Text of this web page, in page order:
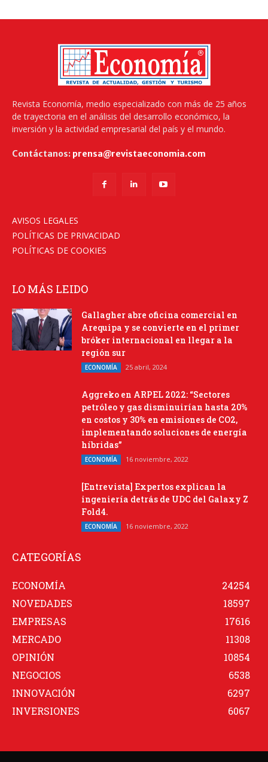
Revista Economía, medio especializado con más de 25 años
de trayectoria en el análisis del desarrollo económico, la
inversión y la actividad empresarial del país y el mundo.
Contáctanos: prensa@revistaeconomia.com
AVISOS LEGALES
POLÍTICAS DE PRIVACIDAD
POLÍTICAS DE COOKIES
LO MÁS LEIDO
Gallagher abre oficina comercial en
Arequipa y se convierte en el primer
bróker internacional en llegar a la
región sur
ECONOMÍA 25 abril, 2024
Aggreko en ARPEL 2022: “Sectores
petróleo y gas disminuirían hasta 20%
en costos y 30% en emisiones de CO2,
implementando soluciones de energía
híbridas”
ECONOMÍA 16 noviembre, 2022
[Entrevista] Expertos explican la
ingeniería detrás de UDC del Galaxy Z
Fold4.
ECONOMÍA 16 noviembre, 2022
CATEGORÍAS
ECONOMÍA
24254
NOVEDADES
18597
EMPRESAS
17616
MERCADO
11308
OPINIÓN
10854
NEGOCIOS
6538
INNOVACIÓN
6297
INVERSIONES
6067